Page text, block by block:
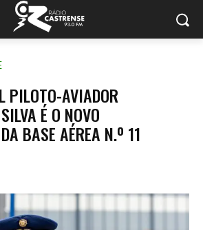
PILOTO-AVIADOR
É O NOVO
BASE AÉREA N.º 11